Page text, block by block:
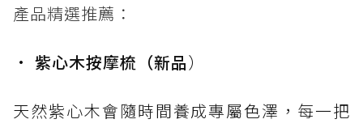
產品精選推薦：
• 紫心木按摩梳（新品）
天然紫心木會隨時間養成專屬色澤，每一把